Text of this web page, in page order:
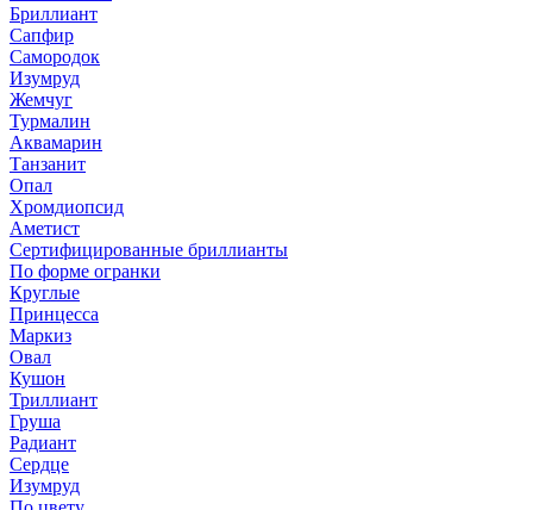
Бриллиант
Сапфир
Самородок
Изумруд
Жемчуг
Турмалин
Аквамарин
Танзанит
Опал
Хромдиопсид
Аметист
Сертифицированные бриллианты
По форме огранки
Круглые
Принцесса
Маркиз
Овал
Кушон
Триллиант
Груша
Радиант
Сердце
Изумруд